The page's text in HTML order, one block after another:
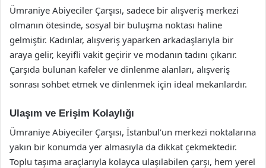
Ümraniye Abiyeciler Çarşısı, sadece bir alışveriş merkezi
olmanın ötesinde, sosyal bir buluşma noktası haline
gelmiştir. Kadınlar, alışveriş yaparken arkadaşlarıyla bir
araya gelir, keyifli vakit geçirir ve modanın tadını çıkarır.
Çarşıda bulunan kafeler ve dinlenme alanları, alışveriş
sonrası sohbet etmek ve dinlenmek için ideal mekanlardır.
Ulaşım ve Erişim Kolaylığı
Ümraniye Abiyeciler Çarşısı, İstanbul’un merkezi noktalarına
yakın bir konumda yer almasıyla da dikkat çekmektedir.
Toplu taşıma araçlarıyla kolayca ulaşılabilen çarşı, hem yerel